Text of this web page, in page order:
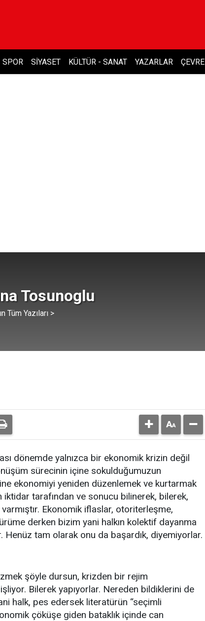
SPOR SIYASET KÜLTÜR - SANAT YAZARLAR ÇEVRE
Tosunoglu
Tüm Yazıları >
dönemde yalnızca bir ekonomik krizin değil
sürecinin içine sokulduğumuzun
ekonomiyi yeniden düzenlemek ve kurtarmak
iktidar tarafından ve sonucu bilinerek, bilerek,
Ekonomik iflaslar, otoriterleşme,
derken bizim yani halkın kolektif dayanma
Henüz tam olarak onu da başardık, diyemiyorlar.
şöyle dursun, krizden bir rejim
Bilerek yapıyorlar. Nereden bildiklerini de
halk, pes edersek literatürün “seçimli
çöküşe giden bataklık içinde can